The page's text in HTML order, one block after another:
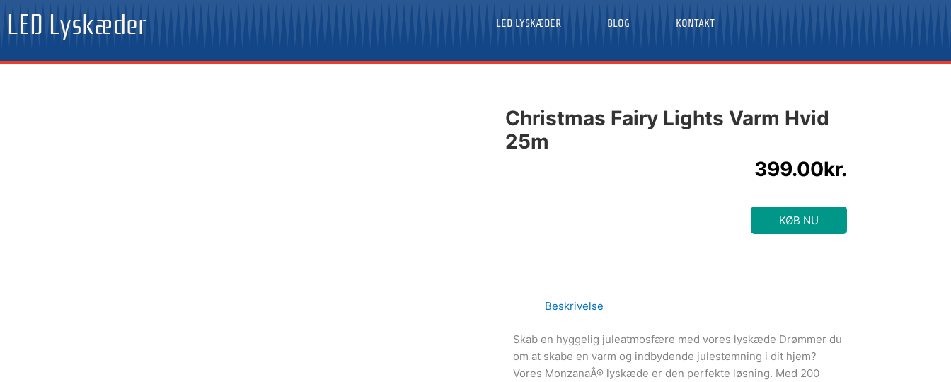
LED Lyskæder LED LYSKÆDER BLOG KONTAKT
Christmas Fairy Lights Varm Hvid
25m
399.00kr.
KØB NU
Beskrivelse
Skab en hyggelig juleatmosfære med vores lyskæde Drømmer du
om at skabe en varm og indbydende julestemning i dit hjem?
Vores MonzanaÂ® lyskæde er den perfekte løsning. Med 200